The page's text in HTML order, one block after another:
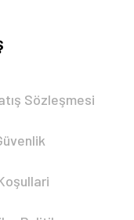
Sözleşmesi